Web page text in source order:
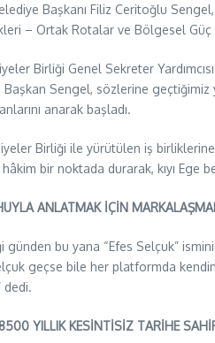
Başkanı Filiz Ceritoğlu
– Ortak Rotalar ve Bölgesel Güç
Birliği Genel Sekreter
Başkan Sengel, sözlerine
anarak başladı.
Birliği ile yürütülen iş
hâkim bir noktada durarak, kıyı Ege
ANLATMAK İÇİN
günden bu yana “Efes Selçuk”
geçse bile her platformda
dedi.
8500 YILLIK KESİNTİSİZ TARİHE